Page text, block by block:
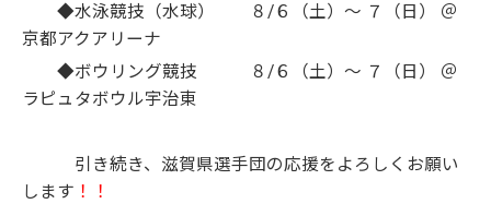
◆水泳競技（水球） ８/６（土）～ ７（日） ＠
京都アクアリーナ
◆ボウリング競技 ８/６（土）～ ７（日） ＠
ラピュタボウル宇治東
引き続き、滋賀県選手団の応援をよろしくお願い
します ！！